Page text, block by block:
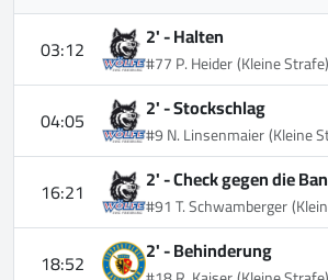
03:12
2' -Halten
#77 P. Heider(Kleine Strafe)
04:05 2' -Stockschlag
#9 N. Linsenmaier(Kleine
16:21 2' -Check gegen die
#91 T. Schwamberger
18:52 2' -Behinderung